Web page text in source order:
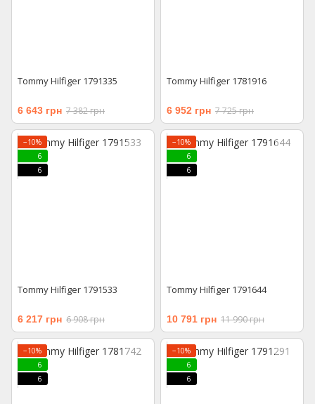
Tommy Hilfiger 1791335
6 643 грн 7 382 грн
Tommy Hilfiger 1781916
6 952 грн 7 725 грн
−10%
6
6
Tommy Hilfiger 1791533
6 217 грн 6 908 грн
−10%
6
6
Tommy Hilfiger 1791644
10 791 грн 11 990 грн
−10%
6
6
−10%
6
6